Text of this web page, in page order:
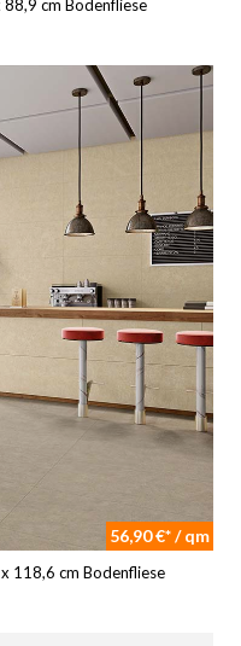
cm Bodenfliese
56,90 €* / qm
118,6 cm Bodenfliese